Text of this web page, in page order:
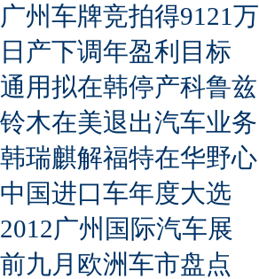
广州车牌竞拍得9121万
日产下调年盈利目标
通用拟在韩停产科鲁兹
铃木在美退出汽车业务
韩瑞麒解福特在华野心
中国进口车年度大选
2012广州国际汽车展
前九月欧洲车市盘点